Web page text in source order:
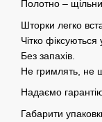
Полотно –
Шторки легко
Чітко фіксуються
Без запахів.
Не гримлять, не
Надаємо
Габарити